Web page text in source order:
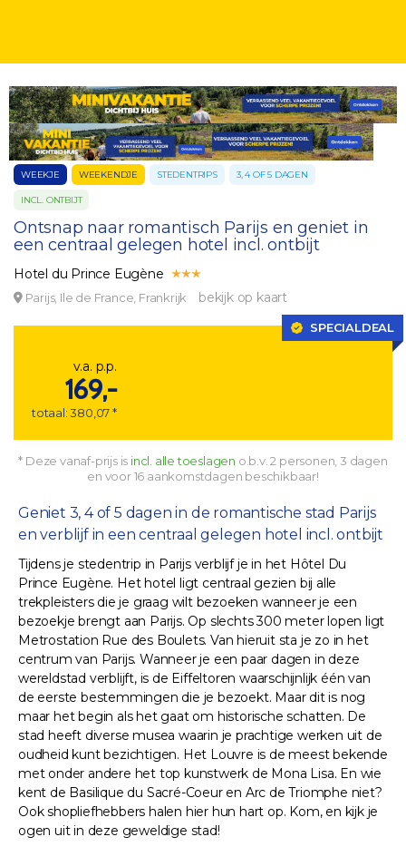
WEEKJE WEEKENDJE STEDENTRIPS 3, 4 OF 5 DAGEN
INCL. ONTBIJT
Ontsnap naar romantisch Parijs en geniet in
een centraal gelegen hotel incl. ontbijt
Hotel du Prince Eugène
Parijs, Ile de France, Frankrijk bekijk op kaart
SPECIALDEAL
v.a. p.p.
169,-
totaal: 380,07 *
* Deze vanaf-prijs is incl. alle toeslagen o.b.v. 2 personen, 3 dagen
en voor 16 aankomstdagen beschikbaar!
Geniet 3, 4 of 5 dagen in de romantische stad Parijs
en verblijf in een centraal gelegen hotel incl. ontbijt
Tijdens je stedentrip in Parijs verblijf je in het Hôtel Du
Prince Eugène. Het hotel ligt centraal gezien bij alle
trekpleisters die je graag wilt bezoeken wanneer je een
bezoekje brengt aan Parijs. Op slechts 300 meter lopen ligt
Metrostation Rue des Boulets. Van hieruit sta je zo in het
centrum van Parijs. Wanneer je een paar dagen in deze
wereldstad verblijft, is de Eiffeltoren waarschijnlijk één van
de eerste bestemmingen die je bezoekt. Maar dit is nog
maar het begin als het gaat om historische schatten. De
stad heeft diverse musea waarin je prachtige werken uit de
oudheid kunt bezichtigen. Het Louvre is de meest bekende
met onder andere het top kunstwerk de Mona Lisa. En wie
kent de Basilique du Sacré-Coeur en Arc de Triomphe niet?
Ook shopliefhebbers halen hier hun hart op. Kom, en kijk je
ogen uit in deze geweldige stad!